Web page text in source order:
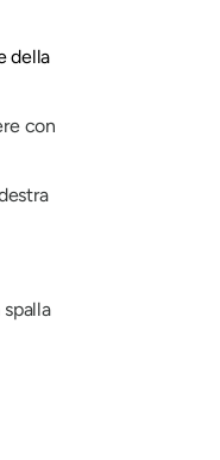
della
con